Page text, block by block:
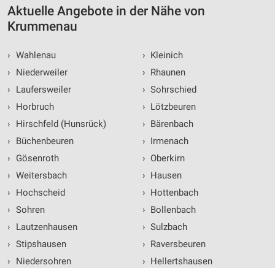
Aktuelle Angebote in der Nähe von
Krummenau
› Wahlenau
›
Niederweiler
›
Laufersweiler
›
Horbruch
›
Hirschfeld (Hunsrück)
›
Büchenbeuren
›
Gösenroth
› Weitersbach
›
Hochscheid
› Sohren
›
Lautzenhausen
› Stipshausen
›
Niedersohren
› Kleinich
› Rhaunen
› Sohrschied
› Lötzbeuren
› Bärenbach
› Irmenach
› Oberkirn
› Hausen
› Hottenbach
› Bollenbach
› Sulzbach
› Raversbeuren
› Hellertshausen
personalisierter Inhalte
Messung der Werbeleistung
Messung der Performance von Inhalten
Kombinationen von Daten aus verschiedenen
Quellen
Entwicklung und Verbesserung der Angebote
Verwendung reduzierter Daten zur Auswahl von
Inhalten
Geräte anhand von aktiv angeforderten
Informationen identifizieren
Nicht-IAB-Verarbeitungszwecke: